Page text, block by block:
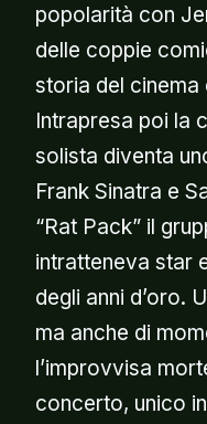
popolarità con
delle coppie
storia del cinema
Intrapresa poi la
solista diventa
Frank Sinatra e
“Rat Pack” il
intratteneva star
degli anni d’oro.
ma anche di
l’improvvisa
concerto, unico